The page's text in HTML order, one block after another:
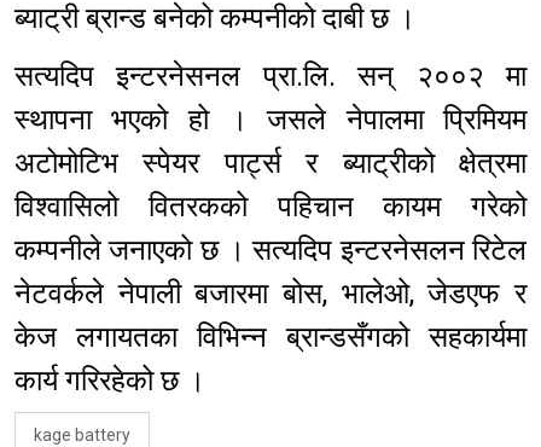
ब्याट्री ब्रान्ड बनेको कम्पनीको दाबी छ ।
सत्यदिप इन्टरनेसनल प्रा.लि. सन् २००२ मा
स्थापना भएको हो । जसले नेपालमा प्रिमियम
अटोमोटिभ स्पेयर पार्ट्स र ब्याट्रीको क्षेत्रमा
विश्वासिलो वितरकको पहिचान कायम गरेको
कम्पनीले जनाएको छ । सत्यदिप इन्टरनेसलन रिटेल
नेटवर्कले नेपाली बजारमा बोस, भालेओ, जेडएफ र
केज लगायतका विभिन्न ब्रान्डसँगको सहकार्यमा
कार्य गरिरहेको छ ।
kage battery